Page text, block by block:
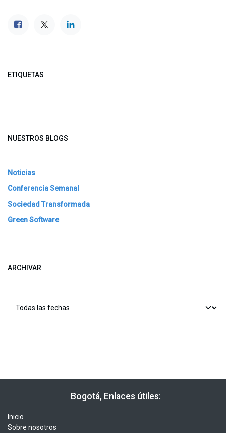
ETIQUETAS
NUESTROS BLOGS
Noticias
Conferencia Semanal
Sociedad Transformada
Green Software
ARCHIVAR
​​ Bogotá, Enlaces útiles:
Inicio
Sobre nosotros